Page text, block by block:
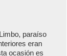
paraíso
eran
ocasión es